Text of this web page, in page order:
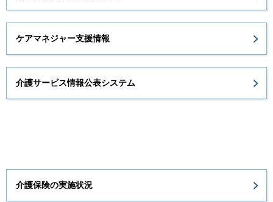
ケアマネジャー支援情報
介護サービス情報公表システム
介護保険の実施状況